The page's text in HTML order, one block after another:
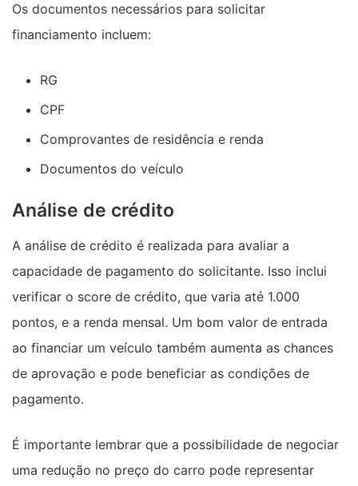
Os documentos necessários para solicitar
financiamento incluem:
RG
CPF
Comprovantes de residência e renda
Documentos do veículo
Análise de crédito
A análise de crédito é realizada para avaliar a
capacidade de pagamento do solicitante. Isso inclui
verificar o score de crédito, que varia até 1.000
pontos, e a renda mensal. Um bom valor de entrada
ao financiar um veículo também aumenta as chances
de aprovação e pode beneficiar as condições de
pagamento.
É importante lembrar que a possibilidade de negociar
uma redução no preço do carro pode representar